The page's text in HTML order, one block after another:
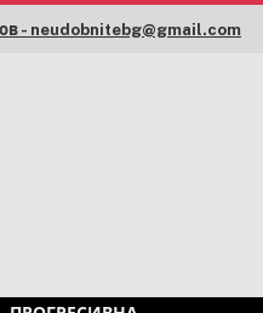
- neudobnitebg@gmail.com